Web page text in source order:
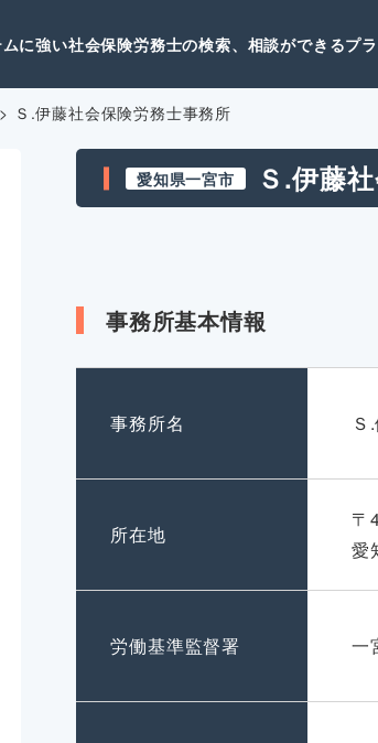
に強い社会保険労務士の検索、相談ができるプ
Ｓ.伊藤社会保険労務士事務所
愛知県一宮市 Ｓ.伊藤
事務所基本情報
事務所名
所在地
〒
愛
労働基準監督署 一